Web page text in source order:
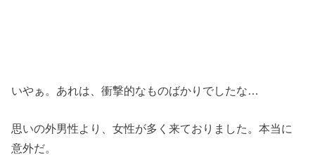
いやぁ。あれは、衝撃的なものばかりでしたな…
思いの外男性より、女性が多く来ておりました。本当に
意外だ。